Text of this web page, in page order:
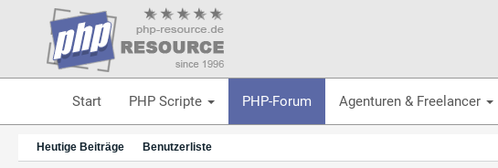
Start PHP Scripte PHP-Forum Agenturen & Freelancer
Heutige Beiträge Benutzerliste